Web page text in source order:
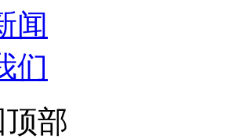
闻
们
部